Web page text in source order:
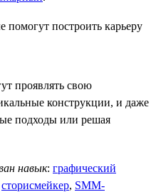
проявлять свою
конструкции, и даже
подходы или решая
навык: графический
сторисмейкер, SMM-